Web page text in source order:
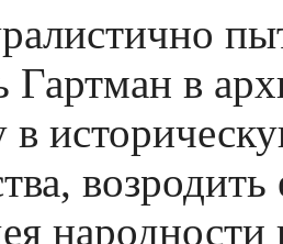
Гартман в
в
возродить
народности